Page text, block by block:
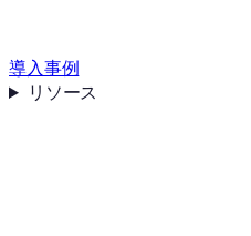
導入事例
リソース